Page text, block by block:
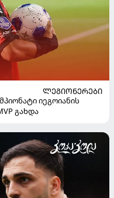
ᲚᲔᲒᲘᲝᲜᲔᲠᲔᲑᲘ
იეგოიანის
გახდა